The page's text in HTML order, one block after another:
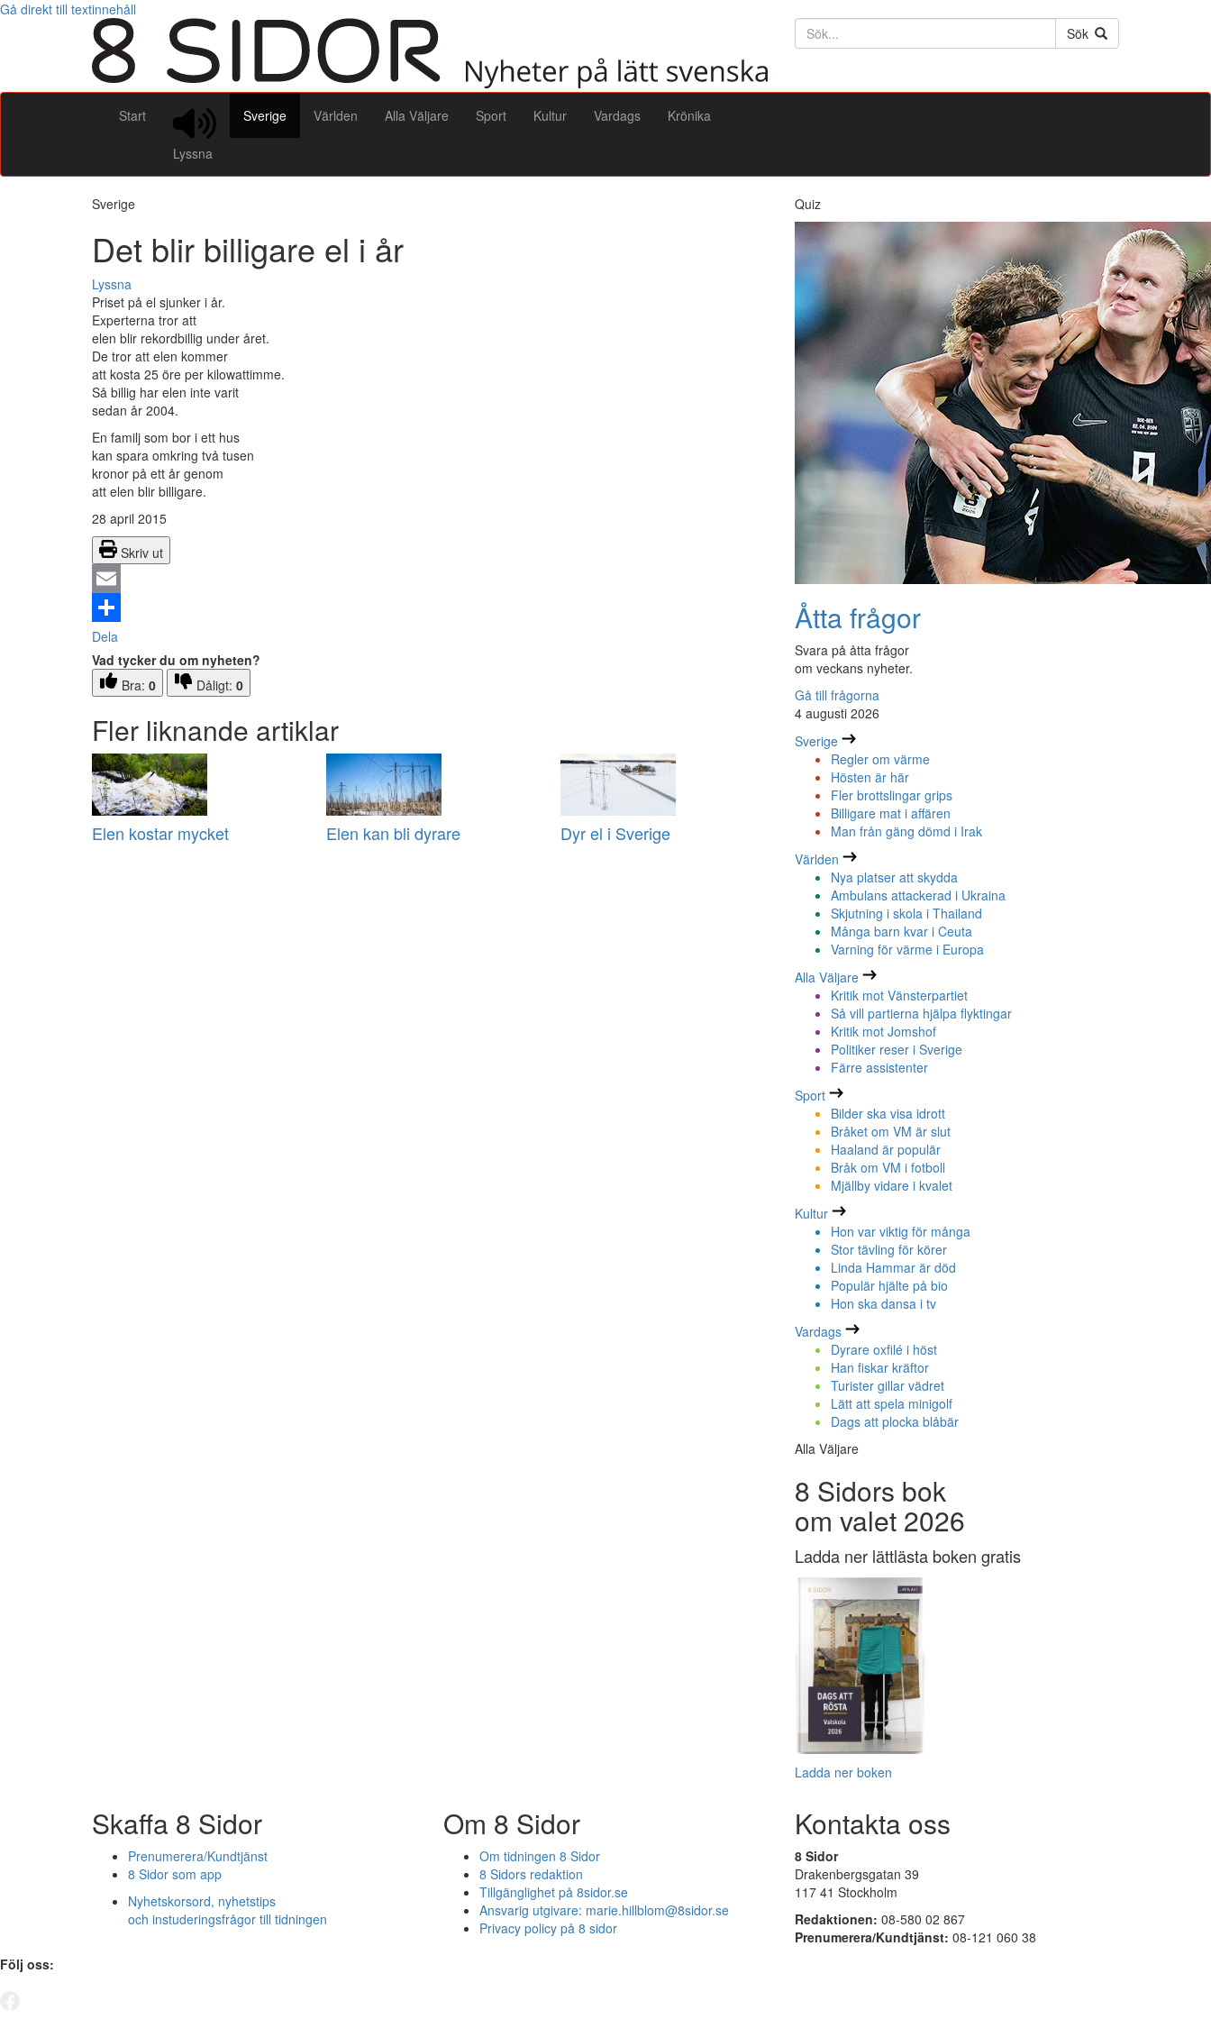
Gå direkt till textinnehåll
Söktext
Sök
Start
Lyssna
Sverige Världen Alla Väljare Sport Kultur Vardags Krönika
Sverige
Det blir billigare el i år
Lyssna
Priset på el sjunker i år.
Experterna tror att
elen blir rekordbillig under året.
De tror att elen kommer
att kosta 25 öre per kilowattimme.
Så billig har elen inte varit
sedan år 2004.
En familj som bor i ett hus
kan spara omkring två tusen
kronor på ett år genom
att elen blir billigare.
28 april 2015
Skriv ut
Email
Dela
Vad tycker du om nyheten?
Bra: 0 Dåligt: 0
Fler liknande artiklar
Elen kostar mycket Elen kan bli dyrare Dyr el i Sverige
Quiz
Åtta frågor
Svara på åtta frågor
om veckans nyheter.
Gå till frågorna
4 augusti 2026
Sverige
Regler om värme
Hösten är här
Fler brottslingar grips
Billigare mat i affären
Man från gäng dömd i Irak
Världen
Nya platser att skydda
Ambulans attackerad i Ukraina
Skjutning i skola i Thailand
Många barn kvar i Ceuta
Varning för värme i Europa
Alla Väljare
Kritik mot Vänsterpartiet
Så vill partierna hjälpa flyktingar
Kritik mot Jomshof
Politiker reser i Sverige
Färre assistenter
Sport
Bilder ska visa idrott
Bråket om VM är slut
Haaland är populär
Bråk om VM i fotboll
Mjällby vidare i kvalet
Kultur
Hon var viktig för många
Stor tävling för körer
Linda Hammar är död
Populär hjälte på bio
Hon ska dansa i tv
Vardags
Dyrare oxfilé i höst
Han fiskar kräftor
Turister gillar vädret
Lätt att spela minigolf
Dags att plocka blåbär
Alla Väljare
8 Sidors bok
om valet 2026
Ladda ner lättlästa boken gratis
Ladda ner boken
Skaffa 8 Sidor
Prenumerera/Kundtjänst
8 Sidor som app
Nyhetskorsord, nyhetstips
och instuderingsfrågor till tidningen
Om 8 Sidor
Om tidningen 8 Sidor
8 Sidors redaktion
Tillgänglighet på 8sidor.se
Ansvarig utgivare: marie.hillblom@8sidor.se
Privacy policy på 8 sidor
Kontakta oss
8 Sidor
Drakenbergsgatan 39
117 41 Stockholm
Redaktionen: 08-580 02 867
Prenumerera/Kundtjänst: 08-121 060 38
Följ oss: